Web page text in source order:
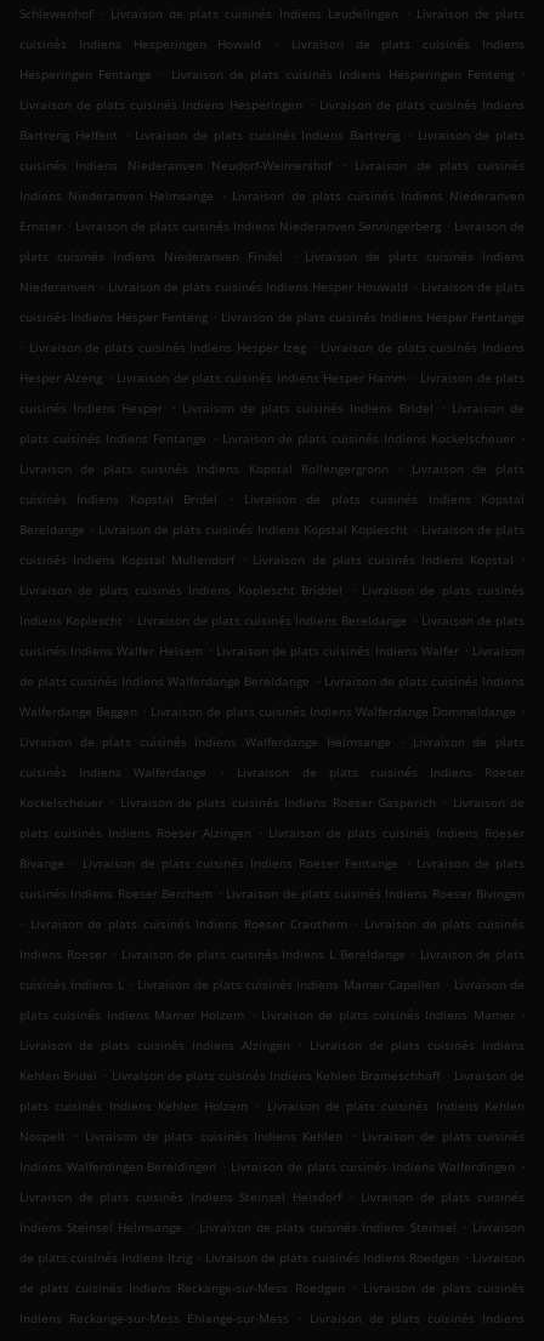
Schlewenhof . Livraison de plats cuisinés Indiens Leudelingen . Livraison de plats
cuisinés Indiens Hesperingen Howald
.
Livraison de plats cuisinés Indiens
Hesperingen Fentange
. Livraison de plats cuisinés Indiens Hesperingen Fenteng .
Livraison de plats cuisinés Indiens Hesperingen
. Livraison de plats cuisinés Indiens
Bartreng Helfent
. Livraison de plats cuisinés Indiens Bartreng . Livraison de plats
cuisinés Indiens Niederanven Neudorf-Weimershof
.
Livraison de plats cuisinés
Indiens Niederanven Helmsange
. Livraison de plats cuisinés Indiens Niederanven
Ernster . Livraison de plats cuisinés Indiens Niederanven Senningerberg . Livraison de
plats cuisinés Indiens Niederanven Findel
. Livraison de plats cuisinés Indiens
Niederanven . Livraison de plats cuisinés Indiens Hesper Houwald . Livraison de plats
cuisinés Indiens Hesper Fenteng . Livraison de plats cuisinés Indiens Hesper Fentange
. Livraison de plats cuisinés Indiens Hesper Izeg . Livraison de plats cuisinés Indiens
Hesper Alzeng . Livraison de plats cuisinés Indiens Hesper Hamm . Livraison de plats
cuisinés Indiens Hesper
. Livraison de plats cuisinés Indiens Bridel . Livraison de
plats cuisinés Indiens Fentange . Livraison de plats cuisinés Indiens Kockelscheuer .
Livraison de plats cuisinés Indiens Kopstal Rollengergronn
.
Livraison de plats
cuisinés Indiens Kopstal Bridel
.
Livraison de plats cuisinés Indiens Kopstal
Bereldange . Livraison de plats cuisinés Indiens Kopstal Koplescht . Livraison de plats
cuisinés Indiens Kopstal Mullendorf . Livraison de plats cuisinés Indiens Kopstal
.
Livraison de plats cuisinés Indiens Koplescht Briddel
. Livraison de plats cuisinés
Indiens Koplescht . Livraison de plats cuisinés Indiens Bereldange . Livraison de plats
cuisinés Indiens Walfer Helsem . Livraison de plats cuisinés Indiens Walfer . Livraison
de plats cuisinés Indiens Walferdange Bereldange . Livraison de plats cuisinés Indiens
Walferdange Beggen . Livraison de plats cuisinés Indiens Walferdange Dommeldange .
Livraison de plats cuisinés Indiens Walferdange Helmsange
.
Livraison de plats
cuisinés Indiens Walferdange
.
Livraison de plats cuisinés Indiens Roeser
Kockelscheuer . Livraison de plats cuisinés Indiens Roeser Gasperich . Livraison de
plats cuisinés Indiens Roeser Alzingen
. Livraison de plats cuisinés Indiens Roeser
Bivange
. Livraison de plats cuisinés Indiens Roeser Fentange . Livraison de plats
cuisinés Indiens Roeser Berchem . Livraison de plats cuisinés Indiens Roeser Bivingen
. Livraison de plats cuisinés Indiens Roeser Crauthem . Livraison de plats cuisinés
Indiens Roeser . Livraison de plats cuisinés Indiens L Bereldange . Livraison de plats
cuisinés Indiens L . Livraison de plats cuisinés Indiens Mamer Capellen . Livraison de
plats cuisinés Indiens Mamer Holzem
. Livraison de plats cuisinés Indiens Mamer .
Livraison de plats cuisinés Indiens Alzingen
. Livraison de plats cuisinés Indiens
Kehlen Bridel . Livraison de plats cuisinés Indiens Kehlen Brameschhaff . Livraison de
plats cuisinés Indiens Kehlen Holzem
. Livraison de plats cuisinés Indiens Kehlen
Nospelt
. Livraison de plats cuisinés Indiens Kehlen . Livraison de plats cuisinés
Indiens Walferdingen Bereldingen . Livraison de plats cuisinés Indiens Walferdingen .
Livraison de plats cuisinés Indiens Steinsel Heisdorf . Livraison de plats cuisinés
Indiens Steinsel Helmsange
. Livraison de plats cuisinés Indiens Steinsel . Livraison
de plats cuisinés Indiens Itzig . Livraison de plats cuisinés Indiens Roedgen . Livraison
de plats cuisinés Indiens Reckange-sur-Mess Roedgen
. Livraison de plats cuisinés
Indiens Reckange-sur-Mess Ehlange-sur-Mess
. Livraison de plats cuisinés Indiens